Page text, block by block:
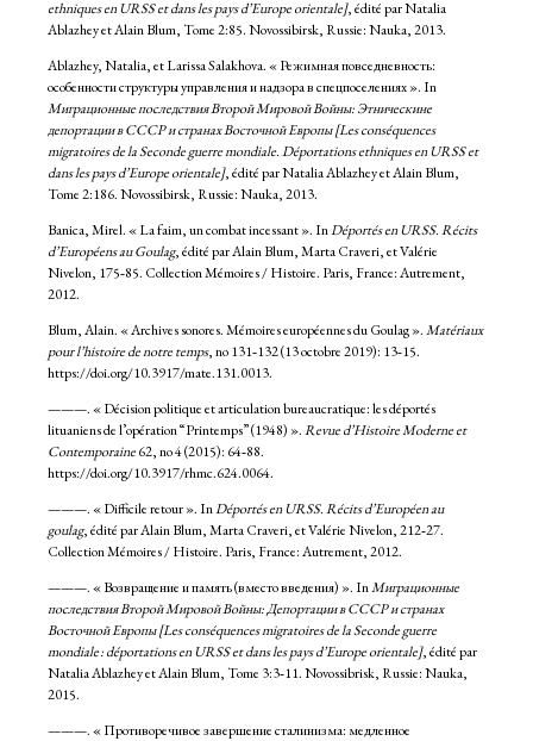
ethniques en URSS et dans les pays d’Europe orientale], édité par Natalia
Ablazhey et Alain Blum, Tome 2:85. Novossibirsk, Russie: Nauka, 2013.
Ablazhey, Natalia, et Larissa Salakhova. « Режимная повседневность:
особенности структуры управления и надзора в спецпоселениях ». In
Миграционные последствия Второй Мировой Войны: Этническине
депортации в СССР и странах Восточной Европы [Les conséquences
migratoires de la Seconde guerre mondiale. Déportations ethniques en URSS et
dans les pays d’Europe orientale], édité par Natalia Ablazhey et Alain Blum,
Tome 2:186. Novossibirsk, Russie: Nauka, 2013.
Banica, Mirel. « La faim, un combat incessant ». InDéportés en URSS. Récits
d’Européens au Goulag, édité par Alain Blum, Marta Craveri, et Valérie
Nivelon, 175‑85. Collection Mémoires / Histoire. Paris, France: Autrement,
2012.
Blum, Alain. « Archives sonores. Mémoires européennes du Goulag ».Matériaux
pour l’histoire de notre temps, no 131‑132 (13 octobre 2019): 13‑15.
https://doi.org/10.3917/mate.131.0013.
———. « Décision politique et articulation bureaucratique: les déportés
lituaniens de l’opération “Printemps” (1948) ».Revue d’Histoire Moderne et
Contemporaine62, no 4 (2015): 64‑88.
https://doi.org/10.3917/rhmc.624.0064.
———. « Difficile retour ». InDéportés en URSS. Récits d’Européen au
goulag, édité par Alain Blum, Marta Craveri, et Valérie Nivelon, 212‑27.
Collection Mémoires / Histoire. Paris, France: Autrement, 2012.
———. « Возвращение и память (вместо введения) ». InМиграционные
последствия Второй Мировой Войны: Депортации в СССР и странах
Восточной Европы [Les conséquences migratoires de la Seconde guerre
mondiale : déportations en URSS et dans les pays d’Europe orientale], édité par
Natalia Ablazhey et Alain Blum, Tome 3:3‑11. Novossibrisk, Russie: Nauka,
2015.
———. « Противоречивое завершение сталинизма: медленное